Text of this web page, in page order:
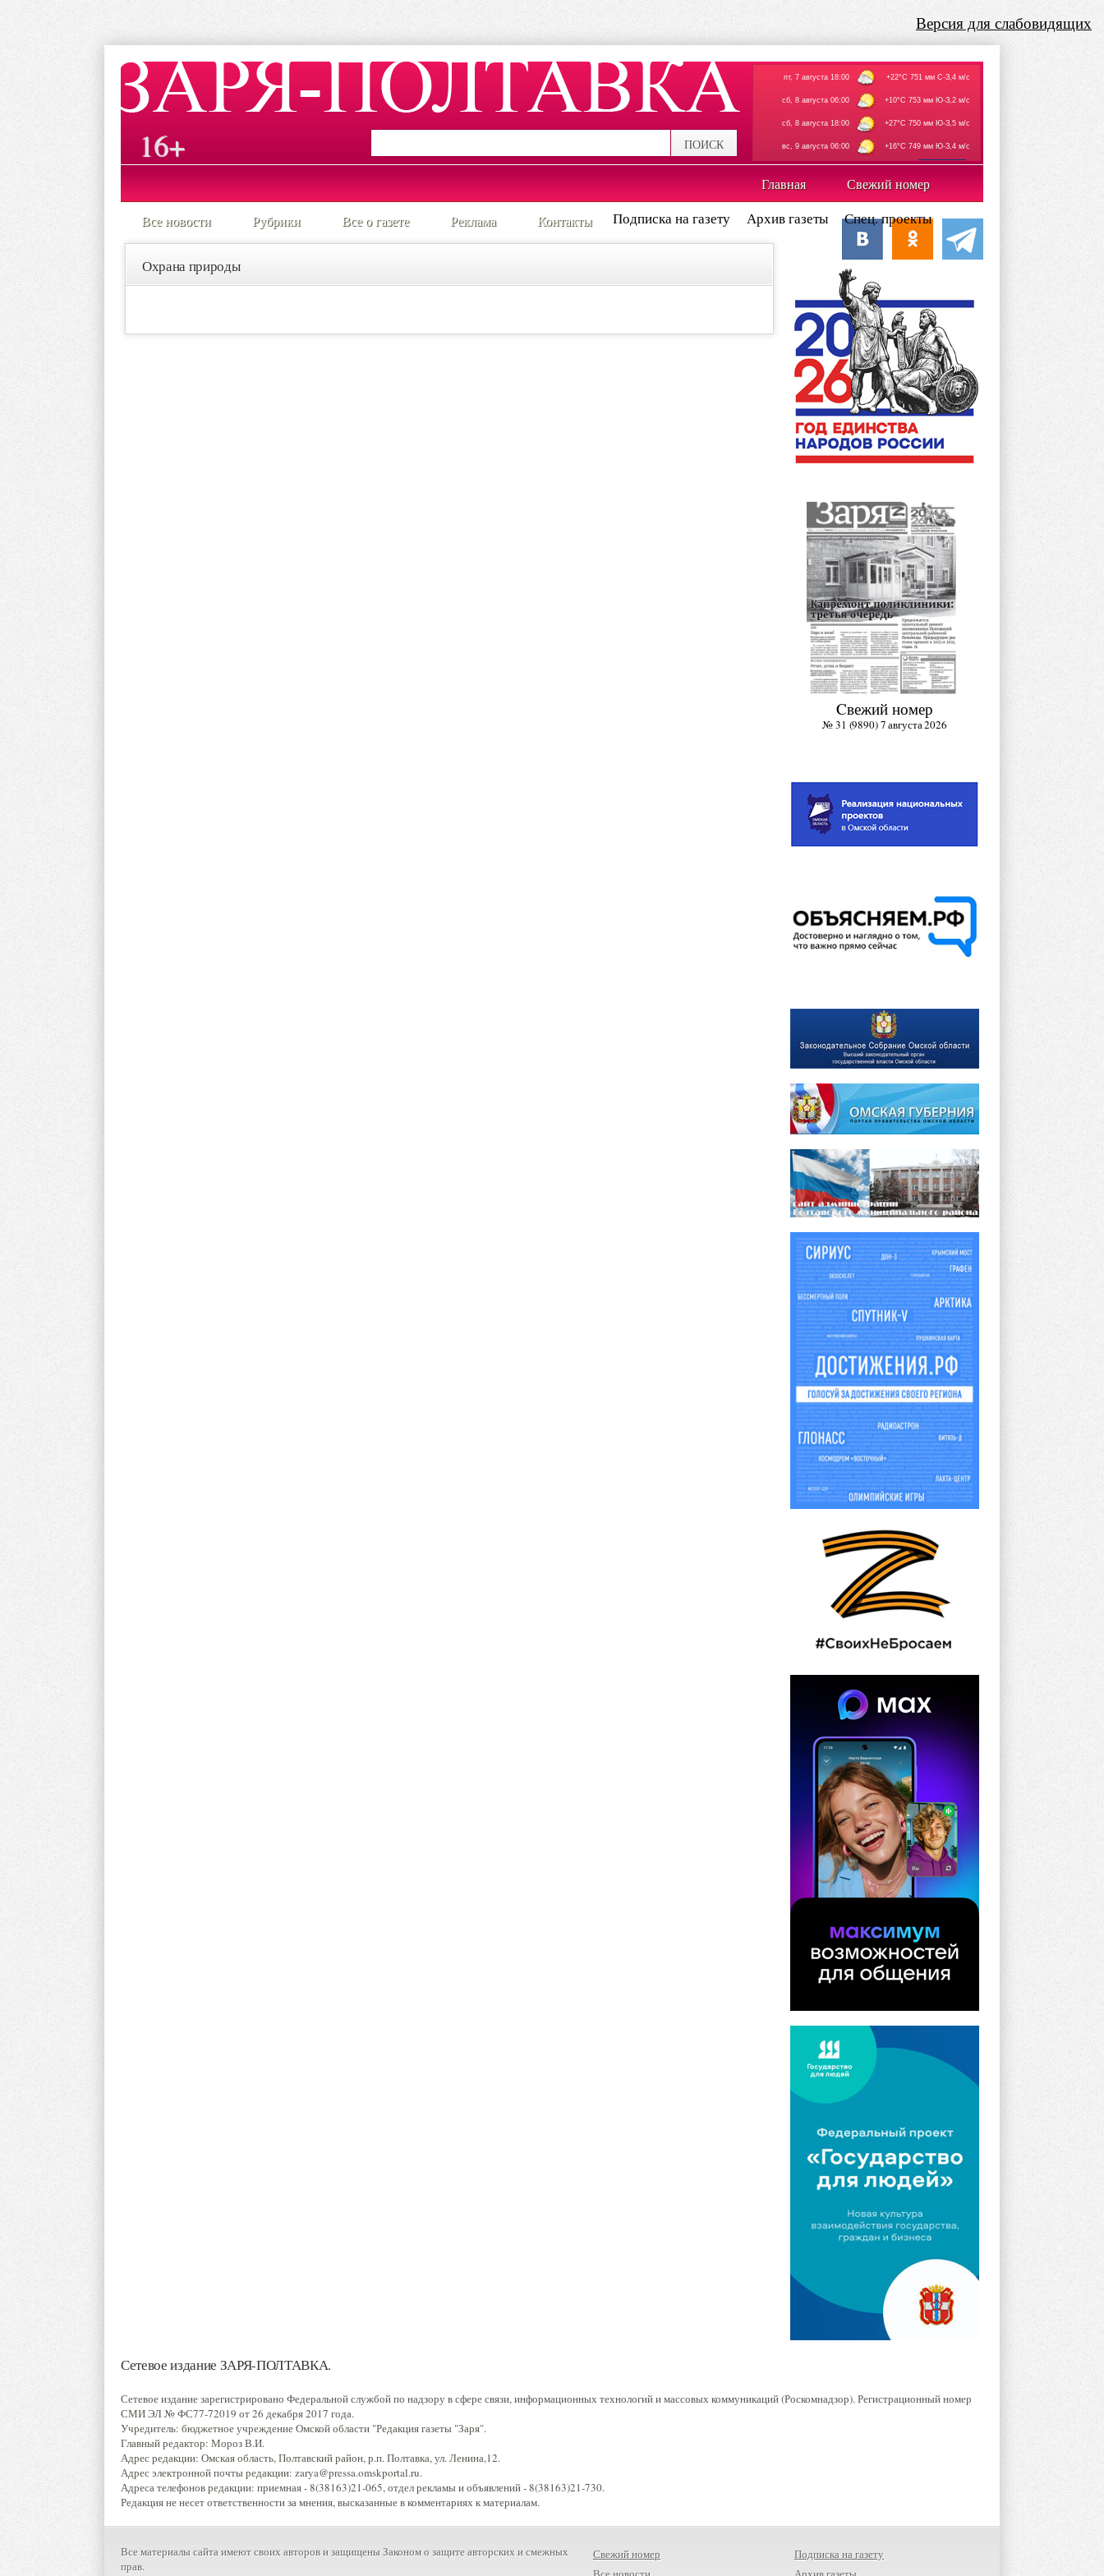
Версия для слабовидящих
16+ ПОИСК
пт, 7 августа 18:00 +22°C 751 мм С-З,4 м/с
сб, 8 августа 06:00 +10°C 753 мм Ю-З,2 м/с
сб, 8 августа 18:00 +27°C 750 мм Ю-З,5 м/с
вс, 9 августа 06:00 +16°C 749 мм Ю-З,4 м/с
Главная Свежий номер
Все новости Рубрики Все о газете Реклама Контакты Подписка на газету Архив газеты Спец. проекты
Охрана природы
Cвежий номер
№ 31 (9890) 7 августа 2026
Сетевое издание ЗАРЯ-ПОЛТАВКА.
Сетевое издание зарегистрировано Федеральной службой по надзору в сфере связи, информационных технологий и массовых коммуникаций (Роскомнадзор). Регистрационный номер
СМИ ЭЛ № ФС77-72019 от 26 декабря 2017 года.
Учредитель: бюджетное учреждение Омской области "Редакция газеты "Заря".
Главный редактор: Мороз В.И.
Адрес редакции: Омская область, Полтавский район, р.п. Полтавка, ул. Ленина,12.
Адрес электронной почты редакции: zarya@pressa.omskportal.ru.
Адреса телефонов редакции: приемная - 8(38163)21-065, отдел рекламы и объявлений - 8(38163)21-730.
Редакция не несет ответственности за мнения, высказанные в комментариях к материалам.
Все материалы сайта имеют своих авторов и защищены Законом о защите авторских и смежных
прав.
Свежий номер
Подписка на газету